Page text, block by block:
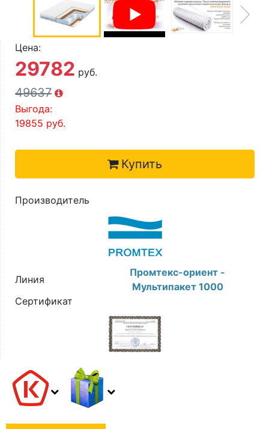
Цена:
29782 руб.
49637
Выгода:
19855 руб.
Купить
Производитель
Линия
Промтекс-ориент -
Мультипакет 1000
Сертификат